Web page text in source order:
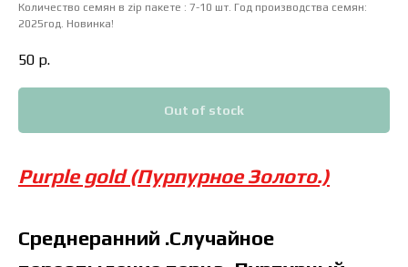
Количество семян в zip пакете : 7-10 шт. Год производства семян:
2025год. Новинка!
50 р.
Out of stock
Purple gold (Пурпурное Золото.)
Среднеранний .Случайное